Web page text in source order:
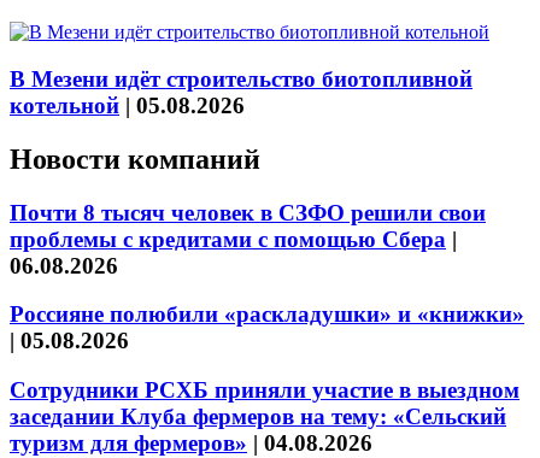
В Мезени идёт строительство биотопливной
котельной | 05.08.2026
Новости компаний
Почти 8 тысяч человек в СЗФО решили свои
проблемы с кредитами с помощью Сбера |
06.08.2026
Россияне полюбили «раскладушки» и «книжки»
| 05.08.2026
Сотрудники РСХБ приняли участие в выездном
заседании Клуба фермеров на тему: «Сельский
туризм для фермеров» | 04.08.2026